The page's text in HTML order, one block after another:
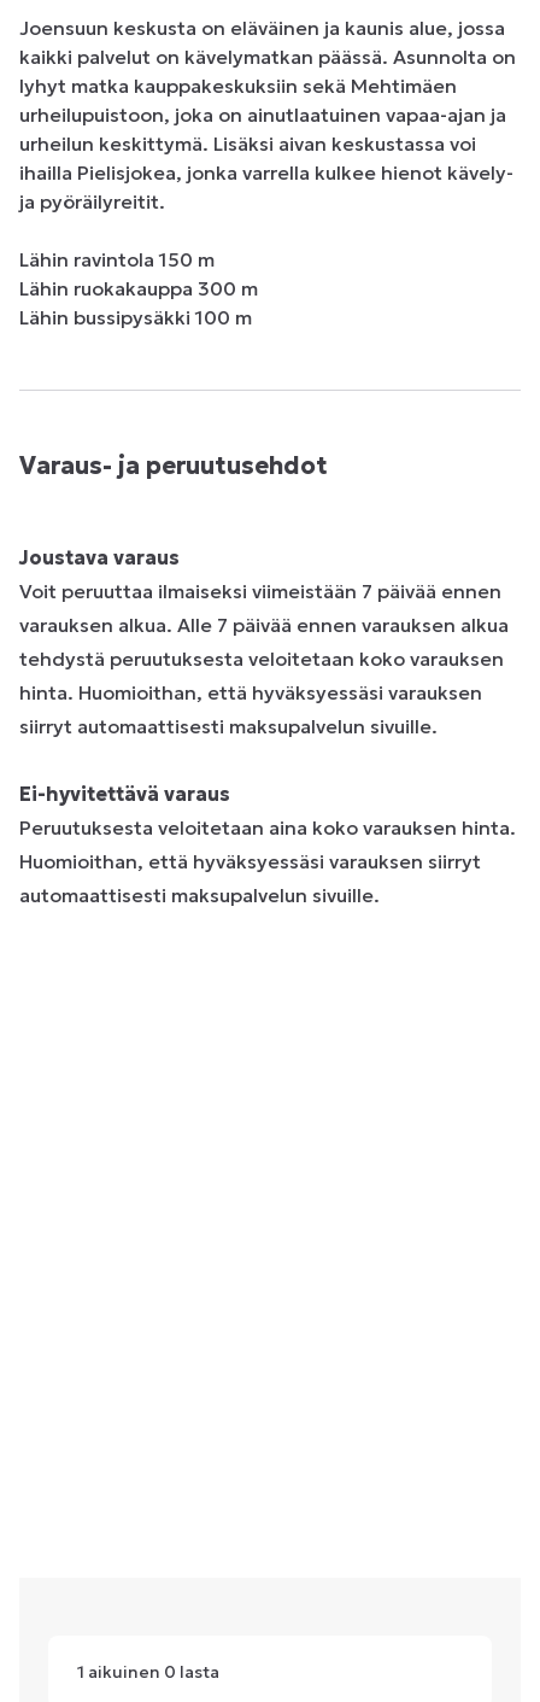
Joensuun keskusta on eläväinen ja kaunis alue, jossa
kaikki palvelut on kävelymatkan päässä. Asunnolta on
lyhyt matka kauppakeskuksiin sekä Mehtimäen
urheilupuistoon, joka on ainutlaatuinen vapaa-ajan ja
urheilun keskittymä. Lisäksi aivan keskustassa voi
ihailla Pielisjokea, jonka varrella kulkee hienot kävely-
ja pyöräilyreitit.
Lähin ravintola 150 m
Lähin ruokakauppa 300 m
Lähin bussipysäkki 100 m
Varaus- ja peruutusehdot
Joustava varaus
Voit peruuttaa ilmaiseksi viimeistään 7 päivää ennen
varauksen alkua. Alle 7 päivää ennen varauksen alkua
tehdystä peruutuksesta veloitetaan koko varauksen
hinta. Huomioithan, että hyväksyessäsi varauksen
siirryt automaattisesti maksupalvelun sivuille.
Ei-hyvitettävä varaus
Peruutuksesta veloitetaan aina koko varauksen hinta.
Huomioithan, että hyväksyessäsi varauksen siirryt
automaattisesti maksupalvelun sivuille.
1 aikuinen 0 lasta